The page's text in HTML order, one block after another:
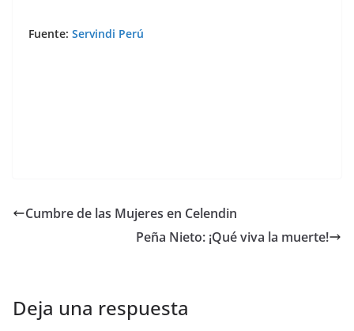
Fuente: Servindi Perú
Cumbre de las Mujeres en Celendin
Peña Nieto: ¡Qué viva la muerte!
Deja una respuesta